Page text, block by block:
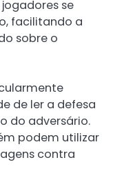
se
facilitando a
sobre o
de ler a defesa
do adversário.
podem utilizar
contra